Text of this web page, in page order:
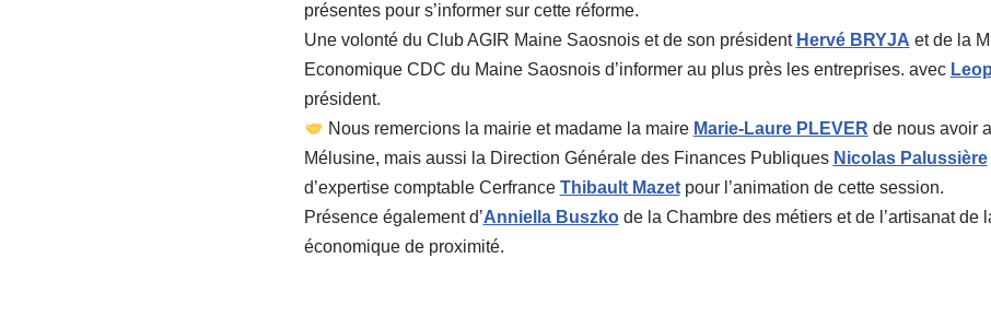
présentes pour s’informer sur cette réforme.
Une volonté du Club AGIR Maine Saosnois et de son président Hervé BRYJA et de la
Economique CDC du Maine Saosnois d’informer au plus près les entreprises. avec
président.
Nous remercions la mairie et madame la maire Marie-Laure PLEVER de nous avoir
Mélusine, mais aussi la Direction Générale des Finances Publiques Nicolas Palussière
d’expertise comptable Cerfrance Thibault Mazetpour l’animation de cette session.
Présence également d’Anniella Buszkode la Chambre des métiers et de l’artisanat de
économique de proximité.